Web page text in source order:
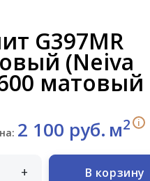
G397MR
(Neiva
матовый
2 100 руб. м2 i
+ В корзину